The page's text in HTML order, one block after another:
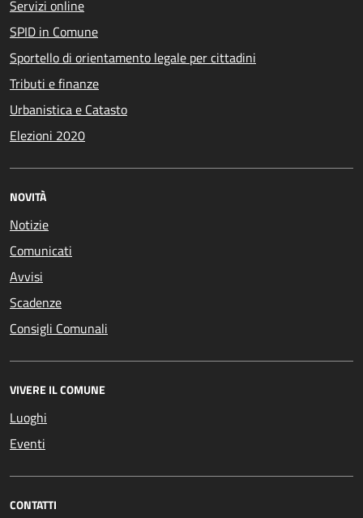
Servizi online
SPID in Comune
Sportello di orientamento legale per cittadini
Tributi e finanze
Urbanistica e Catasto
Elezioni 2020
NOVITÀ
Notizie
Comunicati
Avvisi
Scadenze
Consigli Comunali
VIVERE IL COMUNE
Luoghi
Eventi
CONTATTI